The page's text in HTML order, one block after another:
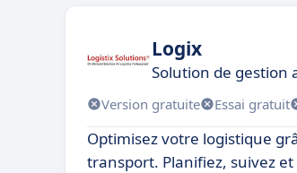
Logix
Solution de gestion
Version gratuite Essai gratuit
Optimisez votre logistique
transport. Planifiez, suivez